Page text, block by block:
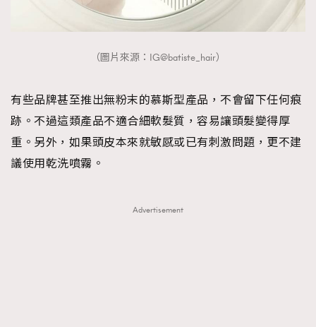
AFrenchMind
DressLikeAParisienne
（圖片來源：IG@batiste_hair）
有些品牌甚至推出無粉末的慕斯型產品，不會留下任何痕
跡。不過這類產品不適合細軟髮質，容易讓頭髮變得厚
重。另外，如果頭皮本來就敏感或已有刺激問題，更不建
議使用乾洗噴霧。
Advertisement